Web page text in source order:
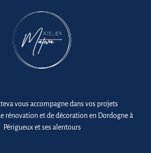
vous accompagne dans vos projets
rénovation et de décoration en Dordogne à
Périgueux et ses alentours